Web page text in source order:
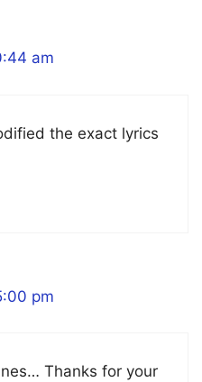
am
the exact lyrics
pm
Thanks for your